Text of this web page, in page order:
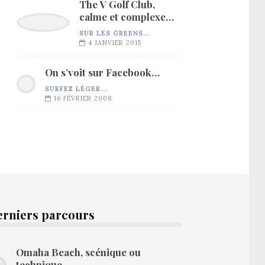
The V Golf Club,
calme et complexe…
SUR LES GREENS...
4 JANVIER 2015
On s’voit sur Facebook…
SURFEZ LÉGER...
16 FÉVRIER 2008
parcours
Omaha Beach, scénique ou